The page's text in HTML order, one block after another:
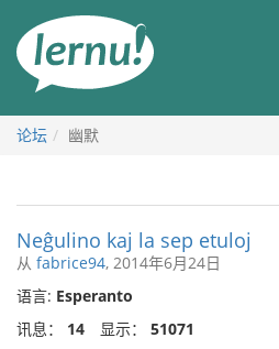
论坛 幽默
Neĝulino kaj la sep etuloj
从 fabrice94, 2014年6月24日
语言: Esperanto
讯息： 14 显示： 51071